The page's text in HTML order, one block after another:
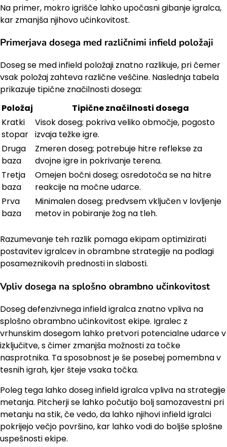
Na primer, mokro igrišče lahko upočasni gibanje igralca,
kar zmanjša njihovo učinkovitost.
Primerjava dosega med različnimi infield položaji
Doseg se med infield položaji znatno razlikuje, pri čemer
vsak položaj zahteva različne veščine. Naslednja tabela
prikazuje tipične značilnosti dosega:
Položaj
Tipične značilnosti dosega
Kratki
stopar
Visok doseg; pokriva veliko območje, pogosto
izvaja težke igre.
Druga
baza
Zmeren doseg; potrebuje hitre reflekse za
dvojne igre in pokrivanje terena.
Tretja
baza
Omejen bočni doseg; osredotoča se na hitre
reakcije na močne udarce.
Prva
baza
Minimalen doseg; predvsem vključen v lovljenje
metov in pobiranje žog na tleh.
Razumevanje teh razlik pomaga ekipam optimizirati
postavitev igralcev in obrambne strategije na podlagi
posameznikovih prednosti in slabosti.
Vpliv dosega na splošno obrambno učinkovitost
Doseg defenzivnega infield igralca znatno vpliva na
splošno obrambno učinkovitost ekipe. Igralec z
vrhunskim dosegom lahko pretvori potencialne udarce v
izključitve, s čimer zmanjša možnosti za točke
nasprotnika. Ta sposobnost je še posebej pomembna v
tesnih igrah, kjer šteje vsaka točka.
Poleg tega lahko doseg infield igralca vpliva na strategije
metanja. Pitcherji se lahko počutijo bolj samozavestni pri
metanju na stik, če vedo, da lahko njihovi infield igralci
pokrijejo večjo površino, kar lahko vodi do boljše splošne
uspešnosti ekipe.